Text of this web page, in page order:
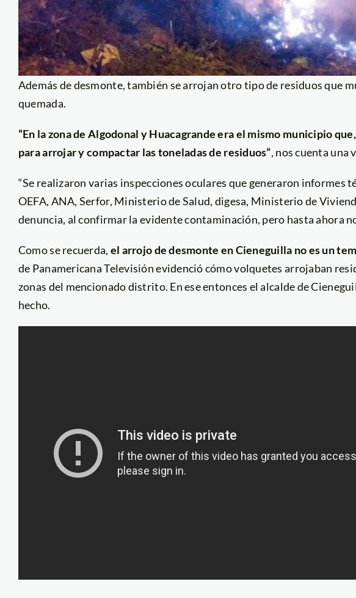
Además de desmonte, también se arrojan otro tipo de residuos que
quemada.
“En la zona de Algodonal y Huacagrande era el mismo municipio
para arrojar y compactar las toneladas de residuos”, nos cuenta una
“Se realizaron varias inspecciones oculares que generaron informes
OEFA, ANA, Serfor, Ministerio de Salud, digesa, Ministerio de
denuncia, al confirmar la evidente contaminación, pero hasta ahora
Como se recuerda, el arrojo de desmonte en Cieneguilla no es un
de Panamericana Televisión evidenció cómo volquetes arrojaban
zonas del mencionado distrito. En ese entonces el alcalde de
hecho.